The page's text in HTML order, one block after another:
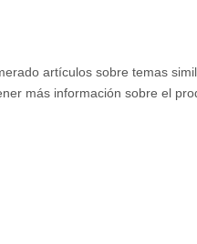
artículos sobre temas
más información sobre el